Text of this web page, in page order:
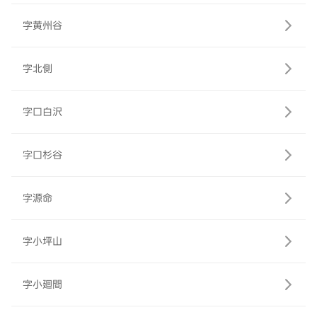
字黄州谷
字北側
字口白沢
字口杉谷
字源命
字小坪山
字小廻間